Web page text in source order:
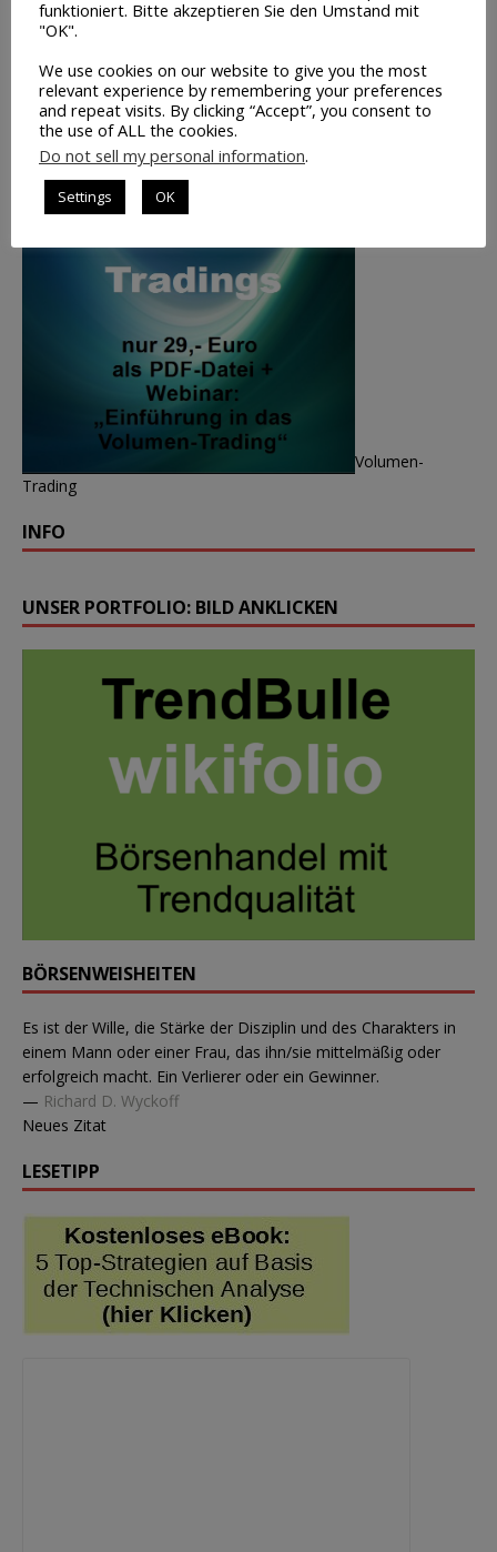
TOP-BUCHTIPP
Volumen-
Trading
INFO
UNSER PORTFOLIO: BILD ANKLICKEN
BÖRSENWEISHEITEN
Es ist der Wille, die Stärke der Disziplin und des Charakters in
einem Mann oder einer Frau, das ihn/sie mittelmäßig oder
erfolgreich macht. Ein Verlierer oder ein Gewinner.
— Richard D. Wyckoff
Neues Zitat
LESETIPP
funktioniert. Bitte akzeptieren Sie den Umstand mit
"OK".
We use cookies on our website to give you the most
relevant experience by remembering your preferences
and repeat visits. By clicking “Accept”, you consent to
the use of ALL the cookies.
Do not sell my personal information.
Settings OK